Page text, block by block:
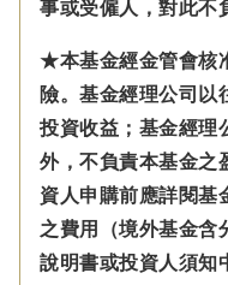
事或受僱人，對此不
★本基金經金管會核
險。基金經理公司以
投資收益；基金經理
外，不負責本基金之
資人申購前應詳閱基
之費用（境外基金含
說明書或投資人須知